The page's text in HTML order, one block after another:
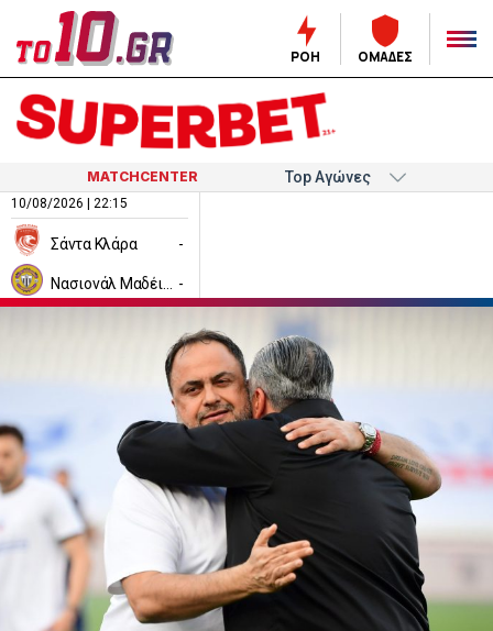
ΡΟΗ ΟΜΑΔΕΣ
MATCHCENTER
10/08/2026 | 22:15
Σάντα Κλάρα -
-